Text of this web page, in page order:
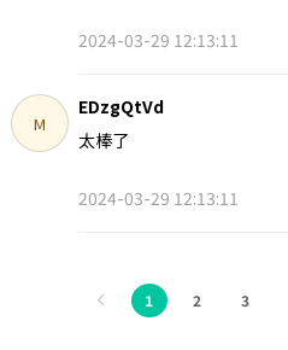
2024-03-29 12:13:11
M
EDzgQtVd
太棒了
2024-03-29 12:13:11
1 2 3